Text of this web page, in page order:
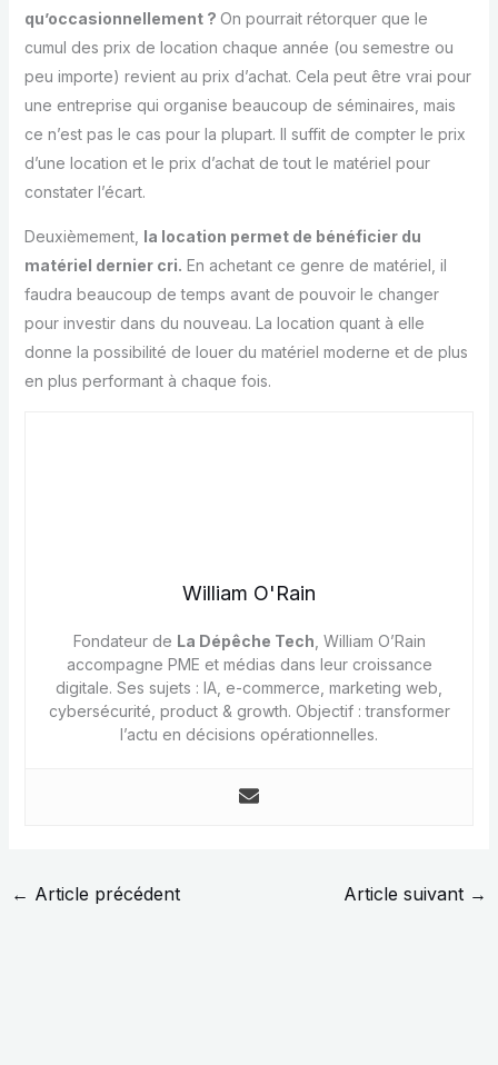
qu’occasionnellement ? On pourrait rétorquer que le
cumul des prix de location chaque année (ou semestre ou
peu importe) revient au prix d’achat. Cela peut être vrai pour
une entreprise qui organise beaucoup de séminaires, mais
ce n’est pas le cas pour la plupart. Il suffit de compter le prix
d’une location et le prix d’achat de tout le matériel pour
constater l’écart.
Deuxièmement, la location permet de bénéficier du
matériel dernier cri. En achetant ce genre de matériel, il
faudra beaucoup de temps avant de pouvoir le changer
pour investir dans du nouveau. La location quant à elle
donne la possibilité de louer du matériel moderne et de plus
en plus performant à chaque fois.
William O'Rain
Fondateur de La Dépêche Tech , William O’Rain
accompagne PME et médias dans leur croissance
digitale. Ses sujets : IA, e-commerce, marketing web,
cybersécurité, product & growth. Objectif : transformer
l’actu en décisions opérationnelles.
← Article précédent Article suivant →